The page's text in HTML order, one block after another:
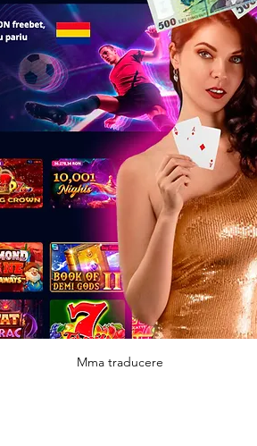
Mma traducere